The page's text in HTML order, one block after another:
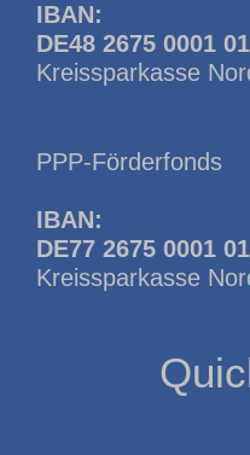
IBAN:
DE48 2675 0001
Kreissparkasse
PPP-Förderfonds
IBAN:
DE77 2675 0001
Kreissparkasse